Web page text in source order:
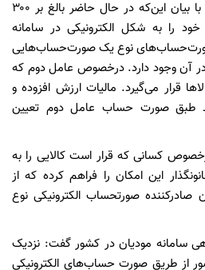
سخنگوی سازمان امور مالیاتی با بیان این‌که در حال حاضر بالغ بر ۳۰۰
را به شکل الکترونیکی در سامانه
نوع یک صورت‌حساب‌هایی
آن وجود دارد. درخصوص عامل دوم که
قرار می‌گیرد. مالیات ارزش افزوده و
طبق صورت حساب عامل دوم تعیین
کسانی که قرار است کالایی را به
این امکان را فراهم کرده که از
صادرکننده صورتحساب الکترونیکی نوع
سامانه مودیان در کشور گفت: نزدیک
از طریق صورت حساب‌های الکترونیکی